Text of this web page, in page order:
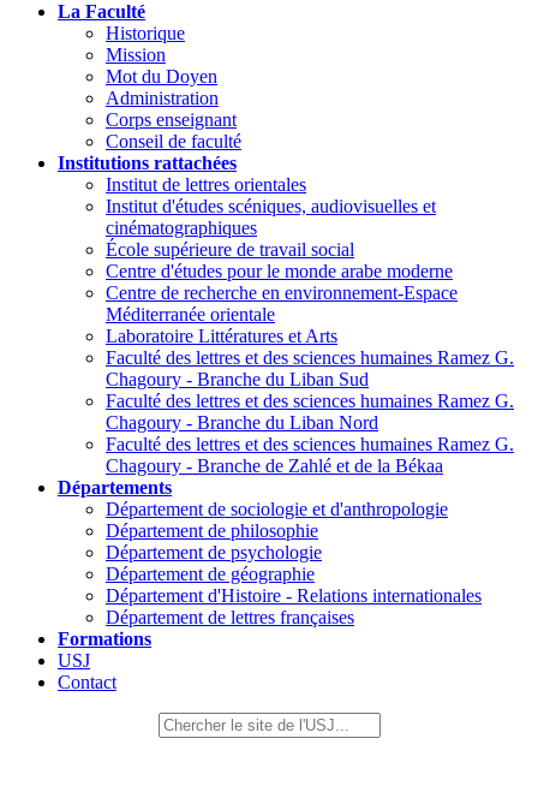
La Faculté
Historique
Mission
Mot du Doyen
Administration
Corps enseignant
Conseil de faculté
Institutions rattachées
Institut de lettres orientales
Institut d'études scéniques, audiovisuelles et
cinématographiques
École supérieure de travail social
Centre d'études pour le monde arabe moderne
Centre de recherche en environnement-Espace
Méditerranée orientale
Laboratoire Littératures et Arts
Faculté des lettres et des sciences humaines Ramez G.
Chagoury - Branche du Liban Sud
Faculté des lettres et des sciences humaines Ramez G.
Chagoury - Branche du Liban Nord
Faculté des lettres et des sciences humaines Ramez G.
Chagoury - Branche de Zahlé et de la Békaa
Départements
Département de sociologie et d'anthropologie
Département de philosophie
Département de psychologie
Département de géographie
Département d'Histoire - Relations internationales
Département de lettres françaises
Formations
USJ
Contact